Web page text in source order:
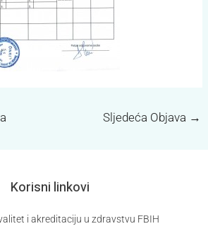
Sljedeća Objava →
Korisni linkovi
i akreditaciju u zdravstvu FBIH